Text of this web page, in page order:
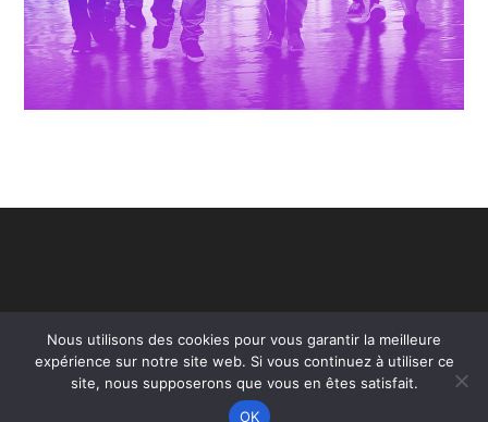
Nous utilisons des cookies pour vous garantir la meilleure
expérience sur notre site web. Si vous continuez à utiliser ce
site, nous supposerons que vous en êtes satisfait.
OK